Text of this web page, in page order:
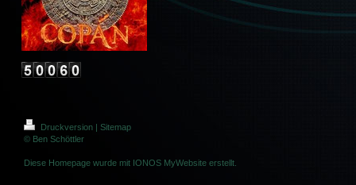
Druckversion | Sitemap
© Ben Schöttler
Diese Homepage wurde mit IONOS MyWebsite erstellt.